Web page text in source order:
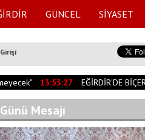
GÜNCEL SİYASET
13:53:27 EĞİRDİR'DE
Mesajı